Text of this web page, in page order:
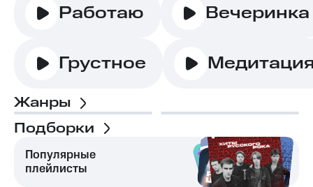
Работаю Вечеринка
Грустное
Жанры
Подборки
Популярные
плейлисты